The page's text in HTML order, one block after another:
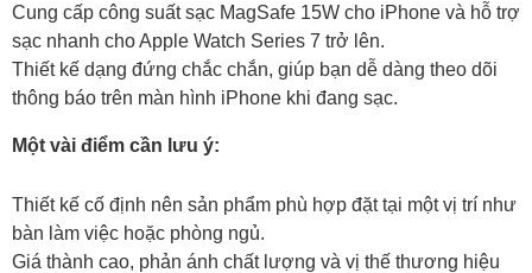
Cung cấp công suất sạc MagSafe 15W cho iPhone và hỗ trợ
sạc nhanh cho Apple Watch Series 7 trở lên.
Thiết kế dạng đứng chắc chắn, giúp bạn dễ dàng theo dõi
thông báo trên màn hình iPhone khi đang sạc.
Một vài điểm cần lưu ý:
Thiết kế cố định nên sản phẩm phù hợp đặt tại một vị trí như
bàn làm việc hoặc phòng ngủ.
Giá thành cao, phản ánh chất lượng và vị thế thương hiệu